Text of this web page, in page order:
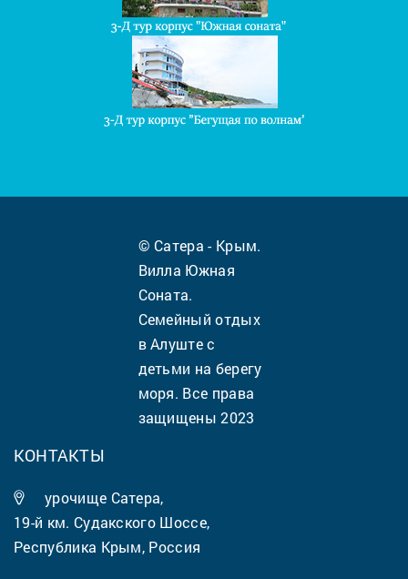
© Сатера - Крым.
Вилла Южная
Соната.
Семейный отдых
в Алуште с
детьми на берегу
моря. Все права
защищены 2023
КОНТАКТЫ
урочище Сатера,
19-й км. Судакского Шоссе,
Республика Крым, Россия